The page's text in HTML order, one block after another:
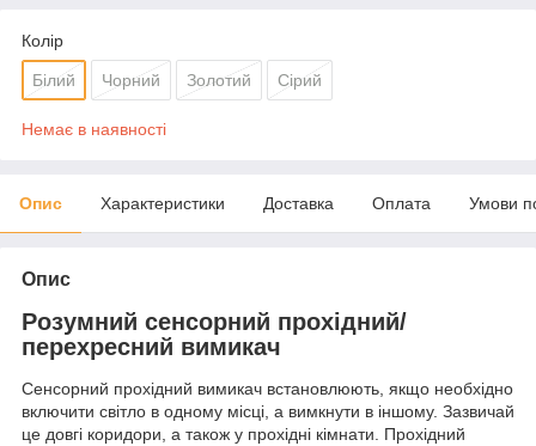
Колір
Білий Чорний Золотий Сірий
Немає в наявності
Опис Характеристики Доставка Оплата Умови
Опис
Розумний сенсорний прохідний/
перехресний вимикач
Сенсорний прохідний вимикач встановлюють, якщо необхідно
включити світло в одному місці, а вимкнути в іншому. Зазвичай
це довгі коридори, а також у прохідні кімнати. Прохідний